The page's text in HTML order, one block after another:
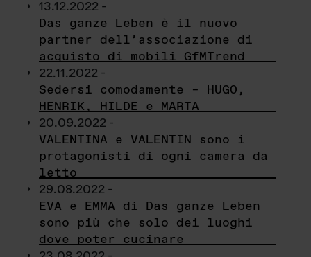
13.12.2022 -
Das ganze Leben è il nuovo
partner dell’associazione di
acquisto di mobili GfMTrend
22.11.2022 -
Sedersi comodamente – HUGO,
HENRIK, HILDE e MARTA
20.09.2022 -
VALENTINA e VALENTIN sono i
protagonisti di ogni camera da
letto
29.08.2022 -
EVA e EMMA di Das ganze Leben
sono più che solo dei luoghi
dove poter cucinare